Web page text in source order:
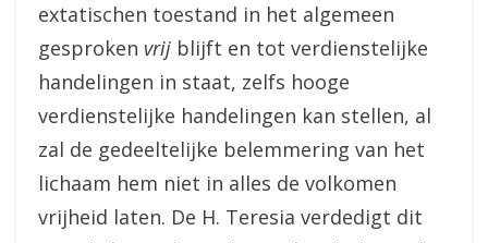
extatischen toestand in het algemeen
gesproken vrij blijft en tot verdienstelijke
handelingen in staat, zelfs hooge
verdienstelijke handelingen kan stellen, al
zal de gedeeltelijke belemmering van het
lichaam hem niet in alles de volkomen
vrijheid laten. De H. Teresia verdedigt dit